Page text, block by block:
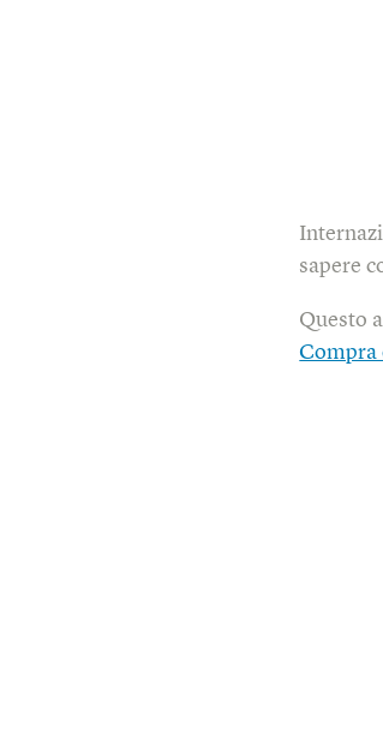
sapere
Questo
Compra